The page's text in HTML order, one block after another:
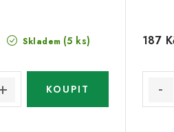
Skladem (5 ks) 187